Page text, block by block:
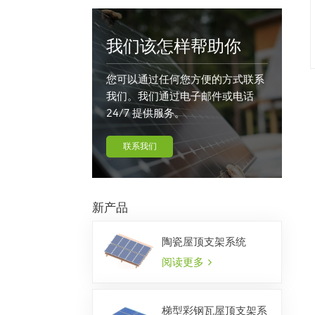
我们该怎样帮助你
您可以通过任何您方便的方式联系
我们。我们通过电子邮件或电话
24/7 提供服务。
联系我们
新产品
陶瓷屋顶支架系统
阅读更多
梯型彩钢瓦屋顶支架系